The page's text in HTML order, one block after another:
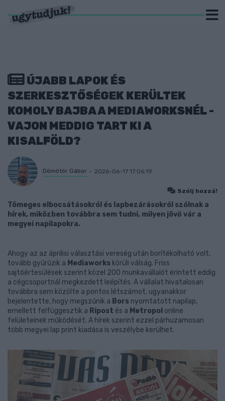
ÚJABB LAPOK ÉS
SZERKESZTŐSÉGEK KERÜLTEK
KOMOLY BAJBA A MEDIAWORKSNÉL -
VAJON MEDDIG TART KI A
KISALFÖLD?
Dömötör Gábor 2026-06-17 17:06:19
Szólj hozzá!
Tömeges elbocsátásokról és lapbezárásokról szólnak a
hírek, miközben továbbra sem tudni, milyen jövő vár a
megyei napilapokra.
Ahogy az az áprilisi választási vereség után borítékolható volt,
tovább gyűrűzik a Mediaworks körüli válság. Friss
sajtóértesülések szerint közel 200 munkavállalót érintett eddig
a cégcsoportnál megkezdett leépítés. A vállalat hivatalosan
továbbra sem közölte a pontos létszámot, ugyanakkor
bejelentette, hogy megszűnik a Bors nyomtatott napilap,
emellett felfüggesztik a Ripost és a Metropol online
felületeinek működését. A hírek szerint ezzel párhuzamosan
több megyei lap print kiadása is veszélybe kerülhet.